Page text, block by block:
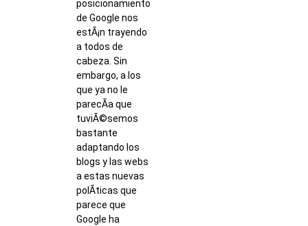
posicionamiento
de Google nos
estÃ¡n trayendo
a todos de
cabeza. Sin
embargo, a los
que ya no le
parecÃ­a que
tuviÃ©semos
bastante
adaptando los
blogs y las webs
a estas nuevas
polÃ­ticas que
parece que
Google ha